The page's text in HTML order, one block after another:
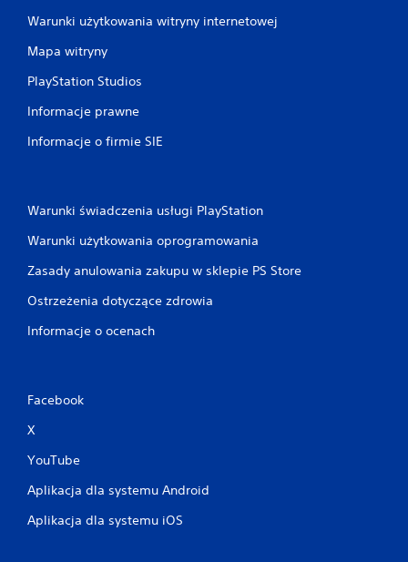
Warunki użytkowania witryny internetowej
Mapa witryny
PlayStation Studios
Informacje prawne
Informacje o firmie SIE
Warunki świadczenia usługi PlayStation
Warunki użytkowania oprogramowania
Zasady anulowania zakupu w sklepie PS Store
Ostrzeżenia dotyczące zdrowia
Informacje o ocenach
Facebook
X
YouTube
Aplikacja dla systemu Android
Aplikacja dla systemu iOS